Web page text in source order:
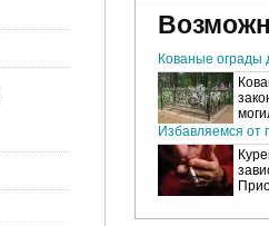
Кованые ограды
Избавляемся от